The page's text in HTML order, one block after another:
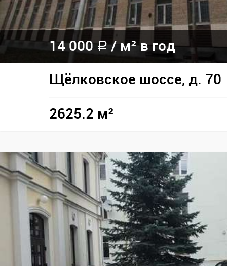
14 000a /м² в год
Щёлковское шоссе, д. 70
2625.2 м²